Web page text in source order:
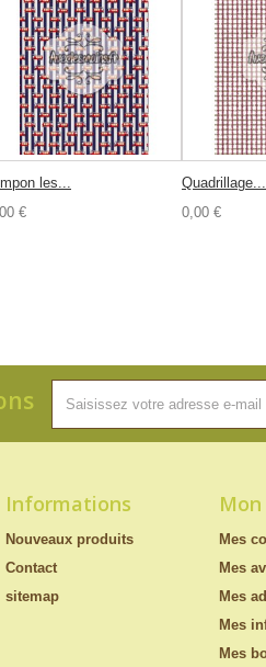
les...
€
Quadrillage...
0,00 €
Informations
Nouveaux produits
Contact
sitemap
Mes
Mes
Mes
Mes
Mes